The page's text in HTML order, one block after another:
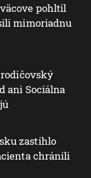
pohltil
mimoriadnu
ani Sociálna
zastihlo
chránili